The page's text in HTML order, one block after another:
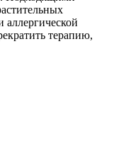
терапию,